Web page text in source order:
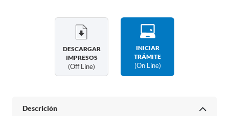
DESCARGAR
IMPRESOS
(off Line)
INICIAR
TRÁMITE
(on Line)
Descrición